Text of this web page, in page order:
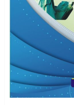
– الجزء الثاني
0
العاشريناير